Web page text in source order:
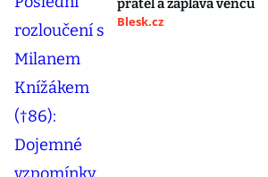
přátel a záplava věnců
Blesk.cz